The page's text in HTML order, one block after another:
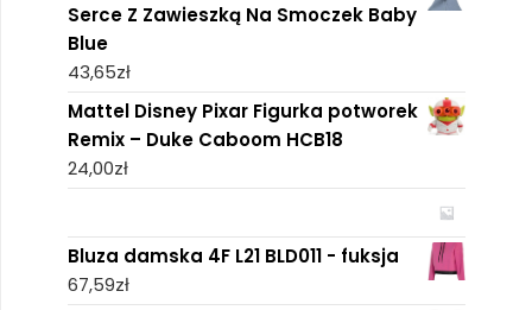
Serce Z Zawieszką Na Smoczek Baby
Blue
43,65zł
Mattel Disney Pixar Figurka potworek
Remix – Duke Caboom HCB18
24,00zł
Bluza damska 4F L21 BLD011 - fuksja
67,59zł